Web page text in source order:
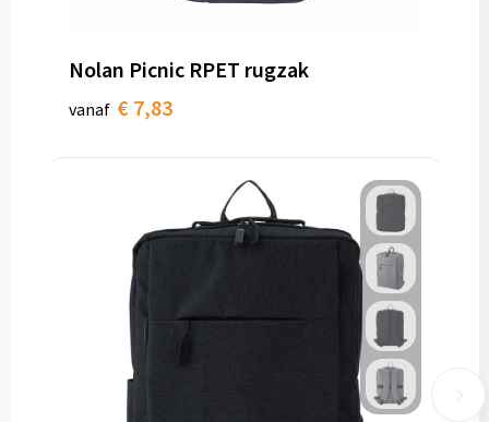
Nolan Picnic RPET rugzak
vanaf € 7,83